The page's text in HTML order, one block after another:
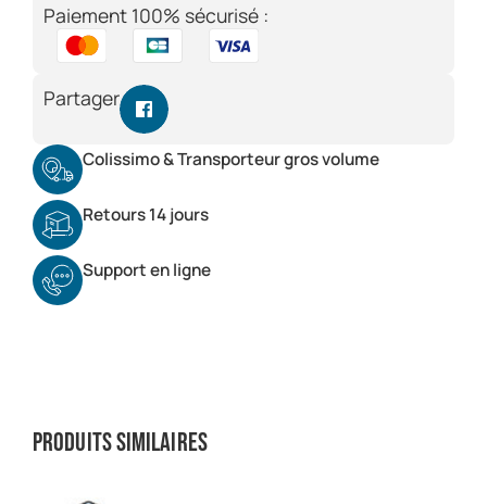
Paiement 100% sécurisé :
Partager
Colissimo & Transporteur gros volume
Retours 14 jours
Support en ligne
Produits similaires